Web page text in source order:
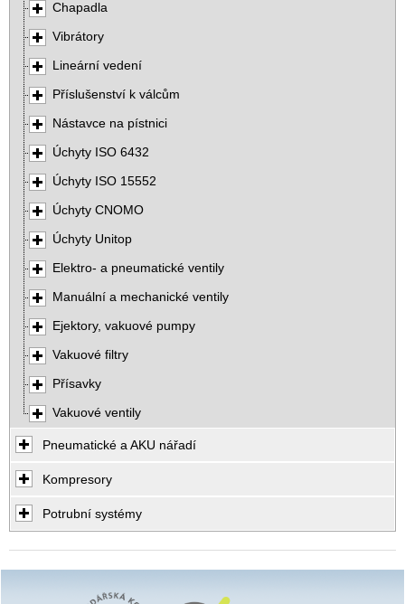
Chapadla
Vibrátory
Lineární vedení
Příslušenství k válcům
Nástavce na pístnici
Úchyty ISO 6432
Úchyty ISO 15552
Úchyty CNOMO
Úchyty Unitop
Elektro- a pneumatické ventily
Manuální a mechanické ventily
Ejektory, vakuové pumpy
Vakuové filtry
Přísavky
Vakuové ventily
Pneumatické a AKU nářadí
Kompresory
Potrubní systémy